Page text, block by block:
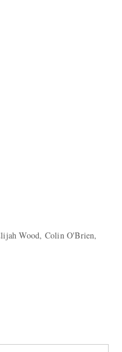
Wood, Colin O'Brien,